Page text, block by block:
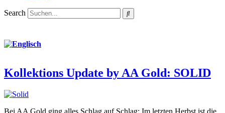
Search
Kollektions Update by AA Gold: SOLID
Bei AA Gold ging alles Schlag auf Schlag: Im letzten Herbst ist die